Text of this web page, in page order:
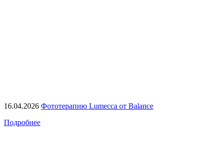
16.04.2026 Фототерапию Lumecca от Balance
Подробнее